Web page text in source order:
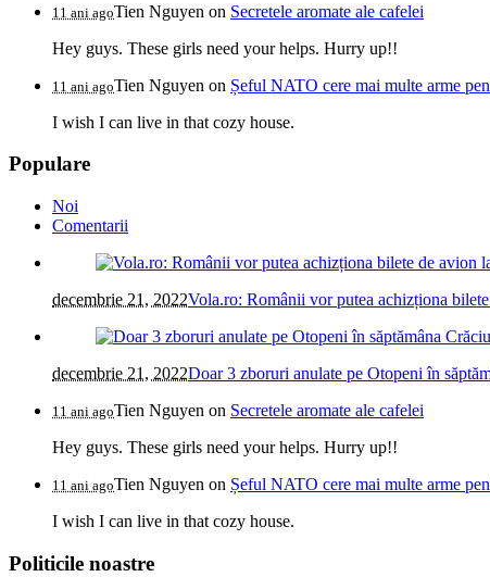
11 ani agoTien Nguyen on Secretele aromate ale cafelei
Hey guys. These girls need your helps. Hurry up!!
11 ani agoTien Nguyen on Șeful NATO cere mai multe arme
I wish I can live in that cozy house.
Populare
Noi
Comentarii
decembrie 21, 2022Vola.ro: Românii vor putea achizționa
decembrie 21, 2022Doar 3 zboruri anulate pe Otopeni în
11 ani agoTien Nguyen on Secretele aromate ale cafelei
Hey guys. These girls need your helps. Hurry up!!
11 ani agoTien Nguyen on Șeful NATO cere mai multe arme
I wish I can live in that cozy house.
Politicile noastre